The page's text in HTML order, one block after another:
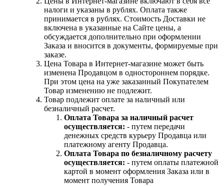
налоги и указаны в рублях. Оплата также
принимается в рублях. Стоимость Доставки не
включена в указанные на Сайте цены, а
обсуждается дополнительно при оформлении
Заказа и вносится в документы, формируемые при
заказе.
Цена Товара в Интернет-магазине может быть
изменена Продавцом в одностороннем порядке.
При этом цена на уже заказанный Покупателем
Товар изменению не подлежит.
Товар подлежит оплате за наличный или
безналичный расчет.
Оплата Товара за наличный расчет
осуществляется: - путем передачи
денежных средств курьеру Продавца или
платежному агенту Продавца.
Оплата Товара по безналичному расчету
осуществляется: - путем оплаты платежной
картой в момент оформления Заказа или в
момент получения Товара